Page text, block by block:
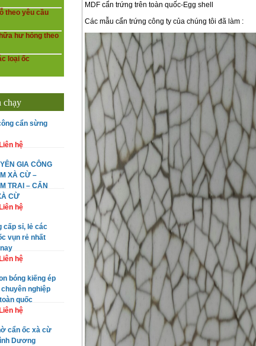
theo yêu cầu
hư hỏng theo
loại ốc
chạy
cẩn sừng
Liên hệ
GIA CÔNG
XÀ CỪ –
TRAI – CẨN
CỪ
Liên hệ
cấp sỉ, lẻ các
vụn rẻ nhất
Liên hệ
bóng kiếng ép
chuyên nghiệp
quốc
Liên hệ
cẩn ốc xà cừ
Dương
MDF cẩn trứng trên toàn quốc-Egg shell
Các mẫu cẩn trứng công ty của chúng tôi đã làm :